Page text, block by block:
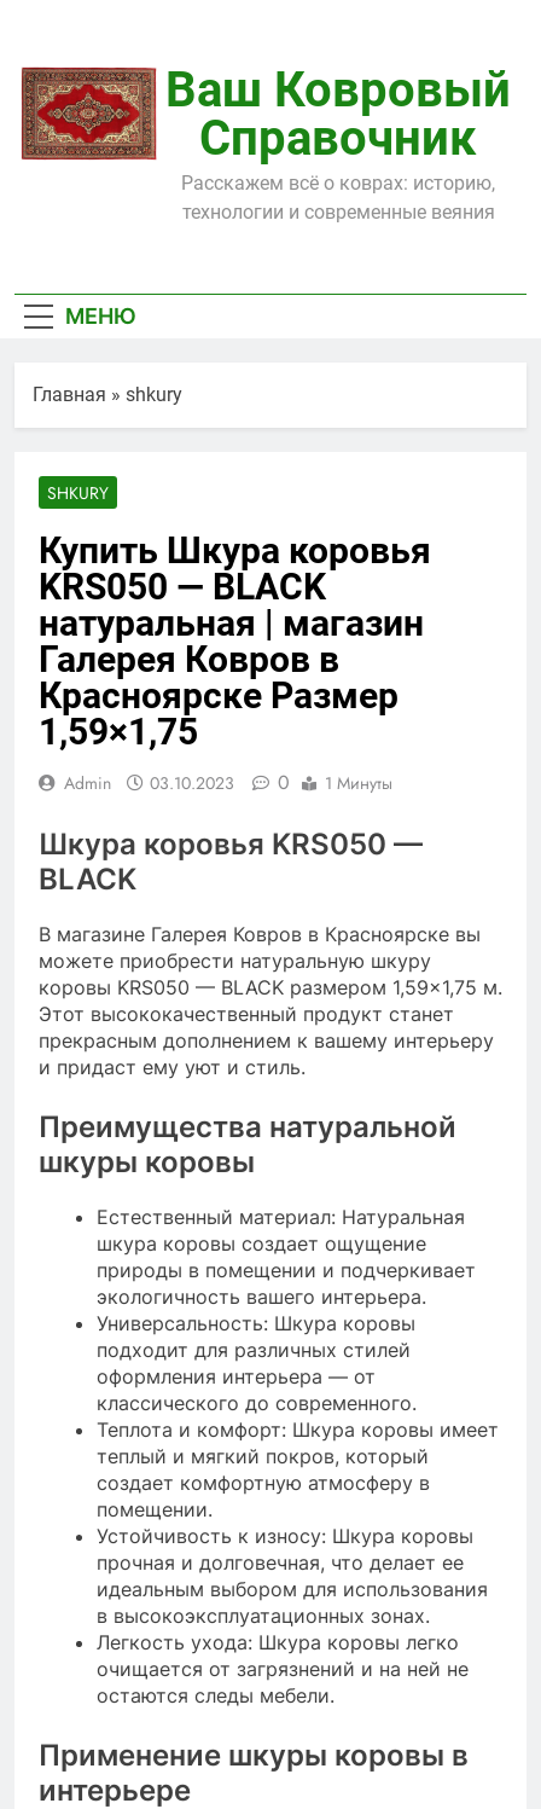
содержимому
Ваш Ковровый
Справочник
Расскажем всё о коврах: историю,
технологии и современные веяния
МЕНЮ
Главная » shkury
SHKURY
Купить Шкура коровья
KRS050 — BLACK
натуральная | магазин
Галерея Ковров в
Красноярске Размер
1,59×1,75
Admin 03.10.2023 0 1 Минуты
Шкура коровья KRS050 —
BLACK
В магазине Галерея Ковров в Красноярске вы
можете приобрести натуральную шкуру
коровы KRS050 — BLACK размером 1,59×1,75 м.
Этот высококачественный продукт станет
прекрасным дополнением к вашему интерьеру
и придаст ему уют и стиль.
Преимущества натуральной
шкуры коровы
Естественный материал: Натуральная
шкура коровы создает ощущение
природы в помещении и подчеркивает
экологичность вашего интерьера.
Универсальность: Шкура коровы
подходит для различных стилей
оформления интерьера — от
классического до современного.
Теплота и комфорт: Шкура коровы имеет
теплый и мягкий покров, который
создает комфортную атмосферу в
помещении.
Устойчивость к износу: Шкура коровы
прочная и долговечная, что делает ее
идеальным выбором для использования
в высокоэксплуатационных зонах.
Легкость ухода: Шкура коровы легко
очищается от загрязнений и на ней не
остаются следы мебели.
Применение шкуры коровы в
интерьере